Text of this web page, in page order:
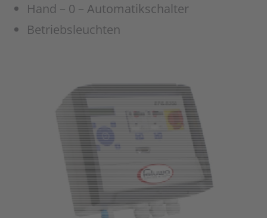
Hand – 0 – Automatikschalter
Betriebsleuchten